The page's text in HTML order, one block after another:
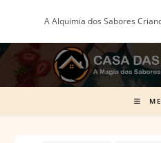
o
conteúdo
A Alquimia dos Sabores